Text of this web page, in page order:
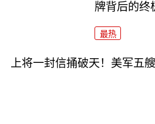
牌背后的终
最热
上将一封信捅破天！美军五